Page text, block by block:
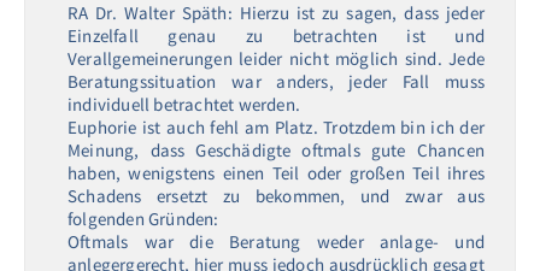
RA Dr. Walter Späth: Hierzu ist zu sagen, dass jeder
Einzelfall genau zu betrachten ist und
Verallgemeinerungen leider nicht möglich sind. Jede
Beratungssituation war anders, jeder Fall muss
individuell betrachtet werden.
Euphorie ist auch fehl am Platz. Trotzdem bin ich der
Meinung, dass Geschädigte oftmals gute Chancen
haben, wenigstens einen Teil oder großen Teil ihres
Schadens ersetzt zu bekommen, und zwar aus
folgenden Gründen:
Oftmals war die Beratung weder anlage- und
anlegergerecht, hier muss jedoch ausdrücklich gesagt